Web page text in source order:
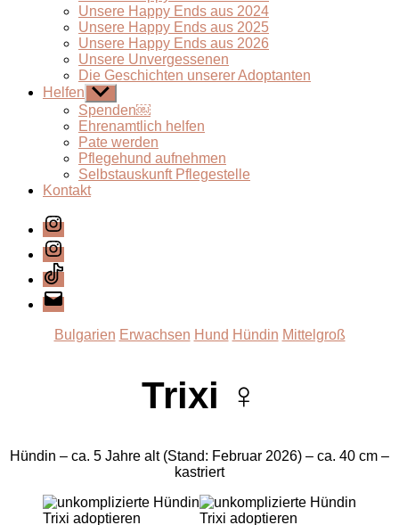
Unsere Happy Ends aus 2024
Unsere Happy Ends aus 2025
Unsere Happy Ends aus 2026
Unsere Unvergessenen
Die Geschichten unserer Adoptanten
Helfen Untermenü
anzeigen
Spenden￼
Ehrenamtlich helfen
Pate werden
Pflegehund aufnehmen
Selbstauskunft Pflegestelle
Kontakt
Instagram
Instagram
TikTok
E-
Mail
Kategorien
Bulgarien Erwachsen Hund Hündin Mittelgroß
Trixi ♀
Hündin – ca. 5 Jahre alt (Stand: Februar 2026) – ca. 40 cm –
kastriert